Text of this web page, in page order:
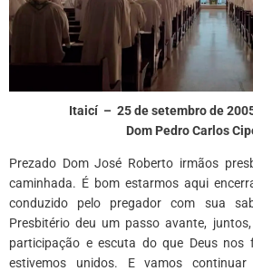
Itaicí – 25 de setembro de
Dom Pedro Carlos
Prezado Dom José Roberto irmãos
caminhada. É bom estarmos aqui
conduzido pelo pregador com sua
Presbitério deu um passo avante,
participação e escuta do que Deus nos
estivemos unidos. E vamos